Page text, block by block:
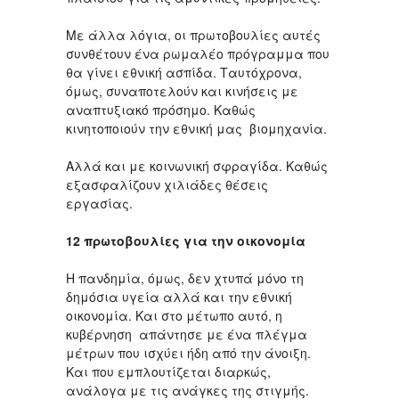
Με άλλα λόγια, οι πρωτοβουλίες αυτές
συνθέτουν ένα ρωμαλέο πρόγραμμα που
θα γίνει εθνική ασπίδα. Ταυτόχρονα,
όμως, συναποτελούν και κινήσεις με
αναπτυξιακό πρόσημο. Καθώς
κινητοποιούν την εθνική μας βιομηχανία.
Αλλά και με κοινωνική σφραγίδα. Καθώς
εξασφαλίζουν χιλιάδες θέσεις
εργασίας.
12 πρωτοβουλίες για την οικονομία
Η πανδημία, όμως, δεν χτυπά μόνο τη
δημόσια υγεία αλλά και την εθνική
οικονομία. Και στο μέτωπο αυτό, η
κυβέρνηση απάντησε με ένα πλέγμα
μέτρων που ισχύει ήδη από την άνοιξη.
Και που εμπλουτίζεται διαρκώς,
ανάλογα με τις ανάγκες της στιγμής.